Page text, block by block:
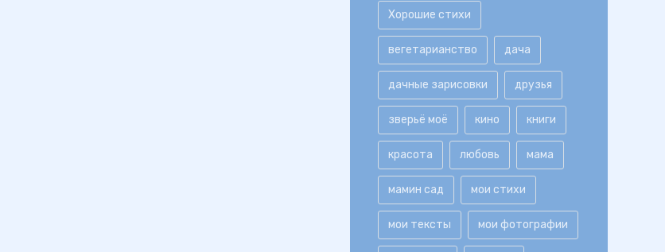
Хорошие стихи
вегетарианство дача
дачные зарисовки друзья
зверьё моё кино книги
красота любовь мама
мамин сад мои стихи
мои тексты мои фотографии